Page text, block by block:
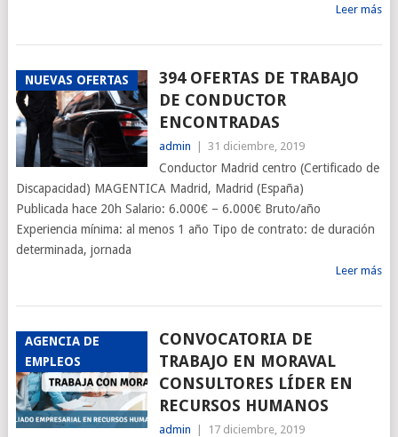
Leer más
NUEVAS OFERTAS
394 OFERTAS DE TRABAJO
DE CONDUCTOR
ENCONTRADAS
admin 31 diciembre, 2019
Conductor Madrid centro (Certificado de
Discapacidad) MAGENTICA Madrid, Madrid (España)
Publicada hace 20h Salario: 6.000€ – 6.000€ Bruto/año
Experiencia mínima: al menos 1 año Tipo de contrato: de duración
determinada, jornada
Leer más
AGENCIA DE
EMPLEOS
CONVOCATORIA DE
TRABAJO EN MORAVAL
CONSULTORES LÍDER EN
RECURSOS HUMANOS
admin 17 diciembre, 2019